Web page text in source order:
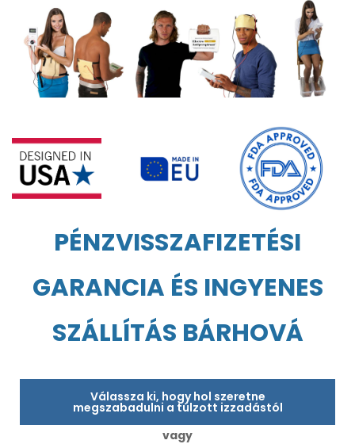
PÉNZVISSZAFIZETÉSI
GARANCIA ÉS INGYENES
SZÁLLÍTÁS BÁRHOVÁ
Válassza ki, hogy hol szeretne
megszabadulni a túlzott izzadástól
vagy